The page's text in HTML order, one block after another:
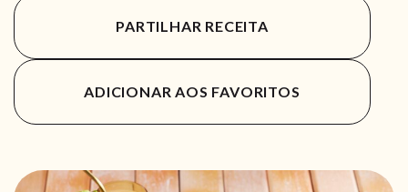
PARTILHAR RECEITA
ADICIONAR AOS FAVORITOS